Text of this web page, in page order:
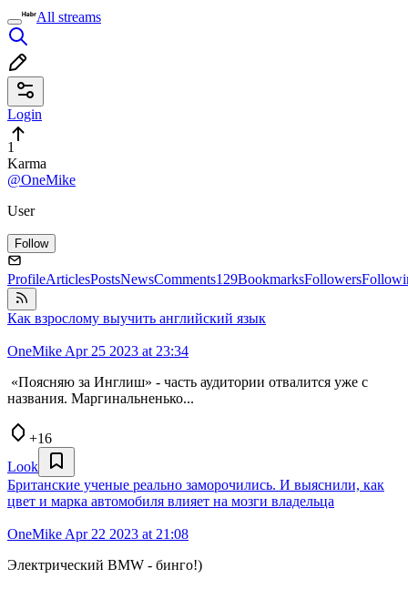
All streams
Login
1
Karma
@OneMike
User
Follow
ProfileArticlesPostsNewsComments129BookmarksFollowers
Как взрослому выучить английский язык
OneMike Apr 25 2023 at 23:34
«Поясняю за Инглиш» - часть аудитории отвалится уже с
названия. Маргинальненько...
+16
Look
Британские ученые реально заморочились. И выяснили, как
цвет и марка автомобиля влияет на мозги владельца
OneMike Apr 22 2023 at 21:08
Электрический BMW - бинго!)